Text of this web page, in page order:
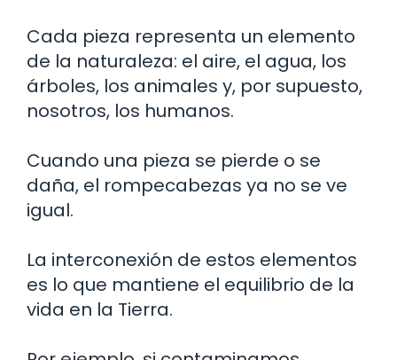
Cada pieza representa un elemento
de la naturaleza: el aire, el agua, los
árboles, los animales y, por supuesto,
nosotros, los humanos.
Cuando una pieza se pierde o se
daña, el rompecabezas ya no se ve
igual.
La interconexión de estos elementos
es lo que mantiene el equilibrio de la
vida en la Tierra.